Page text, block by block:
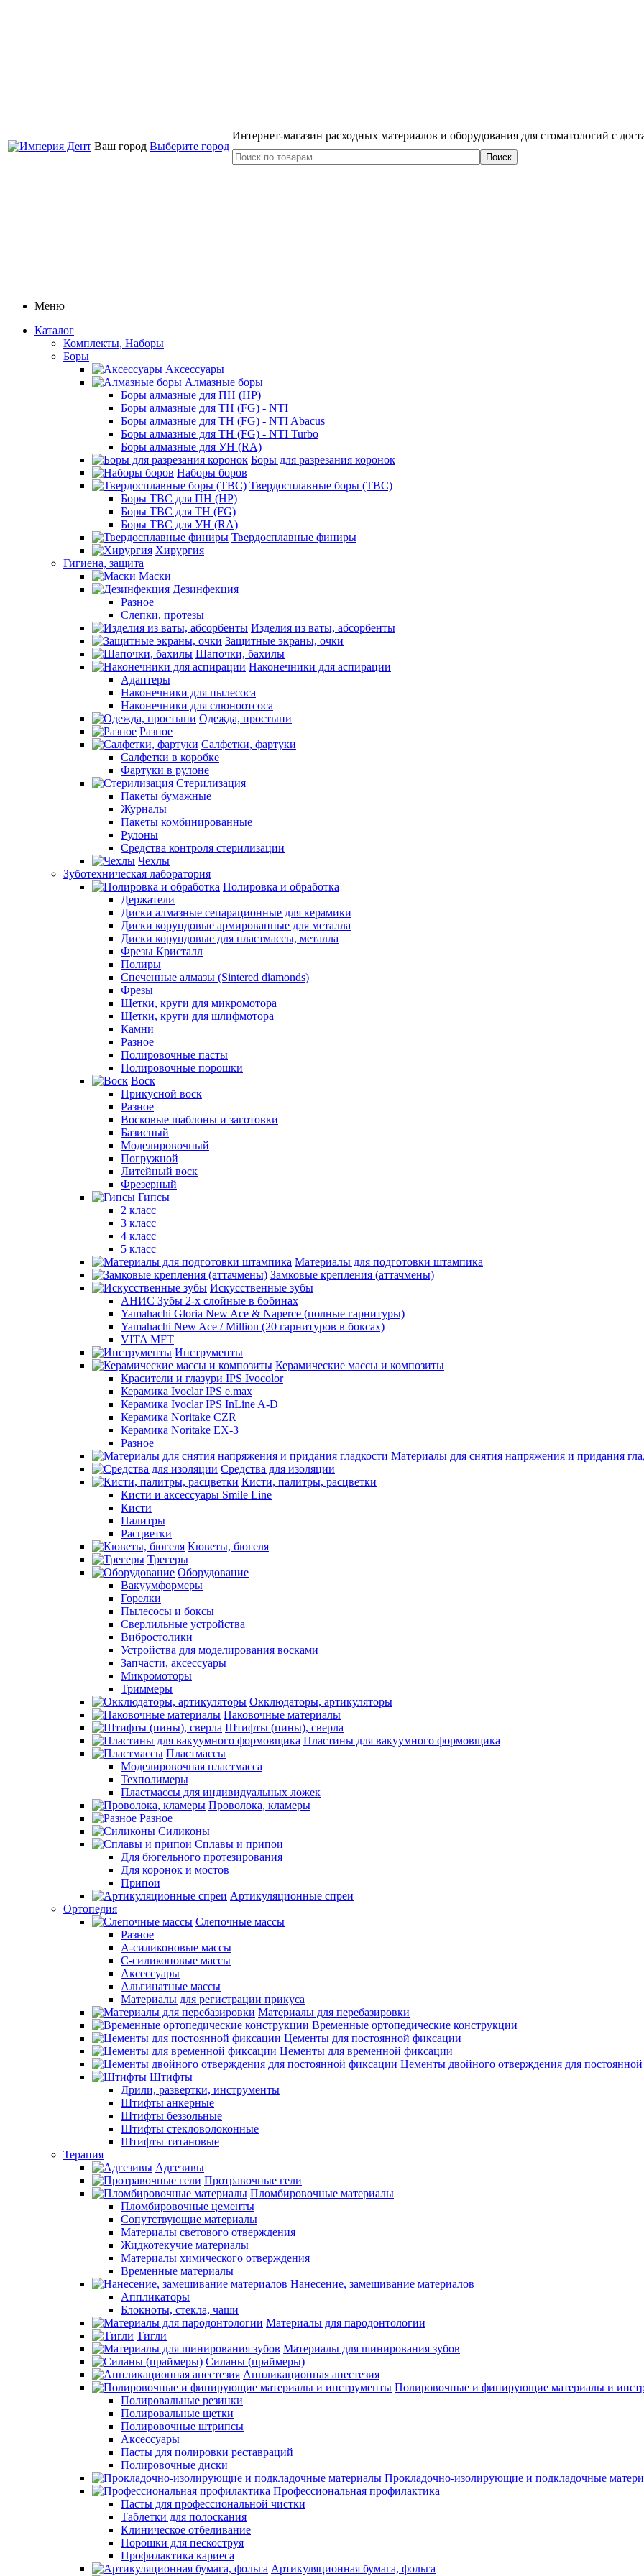
Ваш город Выберите город
Интернет-магазин расходных материалов и оборудования для стоматологий с
Меню
Каталог
Комплекты, Наборы
Боры
Аксессуары
Алмазные боры
Боры алмазные для ПН (HP)
Боры алмазные для ТН (FG) - NTI
Боры алмазные для ТН (FG) - NTI Abacus
Боры алмазные для ТН (FG) - NTI Turbo
Боры алмазные для УН (RA)
Боры для разрезания коронок
Наборы боров
Твердосплавные боры (ТВС)
Боры ТВС для ПН (HP)
Боры ТВС для ТН (FG)
Боры ТВС для УН (RA)
Твердосплавные финиры
Хирургия
Гигиена, защита
Маски
Дезинфекция
Разное
Слепки, протезы
Изделия из ваты, абсорбенты
Защитные экраны, очки
Шапочки, бахилы
Наконечники для аспирации
Адаптеры
Наконечники для пылесоса
Наконечники для слюноотсоса
Одежда, простыни
Разное
Салфетки, фартуки
Салфетки в коробке
Фартуки в рулоне
Стерилизация
Пакеты бумажные
Журналы
Пакеты комбинированные
Рулоны
Средства контроля стерилизации
Чехлы
Зуботехническая лаборатория
Полировка и обработка
Держатели
Диски алмазные сепарационные для керамики
Диски корундовые армированные для металла
Диски корундовые для пластмассы, металла
Фрезы Кристалл
Полиры
Спеченные алмазы (Sintered diamonds)
Фрезы
Щетки, круги для микромотора
Щетки, круги для шлифмотора
Камни
Разное
Полировочные пасты
Полировочные порошки
Воск
Прикусной воск
Разное
Восковые шаблоны и заготовки
Базисный
Моделировочный
Погружной
Литейный воск
Фрезерный
Гипсы
2 класс
3 класс
4 класс
5 класс
Материалы для подготовки штампика
Замковые крепления (аттачмены)
Искусственные зубы
АНИС Зубы 2-х слойные в бобинах
Yamahachi Gloria New Ace & Naperce (полные гарнитуры)
Yamahachi New Ace / Million (20 гарнитуров в боксах)
VITA MFT
Инструменты
Керамические массы и композиты
Красители и глазури IPS Ivocolor
Керамика Ivoclar IPS e.max
Керамика Ivoclar IPS InLine A-D
Керамика Noritake CZR
Керамика Noritake EX-3
Разное
Материалы для снятия напряжения и придания
Средства для изоляции
Кисти, палитры, расцветки
Кисти и аксессуары Smile Line
Кисти
Палитры
Расцветки
Кюветы, бюгеля
Трегеры
Оборудование
Вакуумформеры
Горелки
Пылесосы и боксы
Сверлильные устройства
Вибростолики
Устройства для моделирования восками
Запчасти, аксессуары
Микромоторы
Триммеры
Окклюдаторы, артикуляторы
Паковочные материалы
Штифты (пины), сверла
Пластины для вакуумного формовщика
Пластмассы
Моделировочная пластмасса
Техполимеры
Пластмассы для индивидуальных ложек
Проволока, кламеры
Разное
Силиконы
Сплавы и припои
Для бюгельного протезирования
Для коронок и мостов
Припои
Артикуляционные спреи
Ортопедия
Слепочные массы
Разное
А-силиконовые массы
С-силиконовые массы
Аксессуары
Альгинатные массы
Материалы для регистрации прикуса
Материалы для перебазировки
Временные ортопедические конструкции
Цементы для постоянной фиксации
Цементы для временной фиксации
Цементы двойного отверждения для
Штифты
Дрили, развертки, инструменты
Штифты анкерные
Штифты беззольные
Штифты стекловолоконные
Штифты титановые
Терапия
Адгезивы
Протравочные гели
Пломбировочные материалы
Пломбировочные цементы
Сопутствующие материалы
Материалы светового отверждения
Жидкотекучие материалы
Материалы химического отверждения
Временные материалы
Нанесение, замешивание материалов
Аппликаторы
Блокноты, стекла, чаши
Материалы для пародонтологии
Тигли
Материалы для шинирования зубов
Силаны (праймеры)
Аппликационная анестезия
Полировочные и финирующие материалы и
Полировальные резинки
Полировальные щетки
Полировочные штрипсы
Аксессуары
Пасты для полировки реставраций
Полировочные диски
Прокладочно-изолирующие и подкладочные
Профессиональная профилактика
Пасты для профессиональной чистки
Таблетки для полоскания
Клиническое отбеливание
Порошки для пескоструя
Профилактика кариеса
Артикуляционная бумага, фольга